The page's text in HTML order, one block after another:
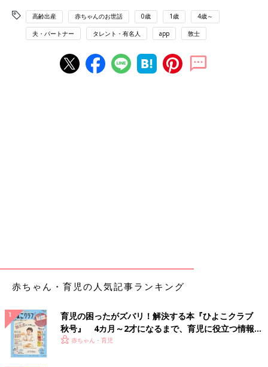
高齢出産 赤ちゃんのお世話 0歳 1歳 4歳～
夫・パートナー タレント・有名人 app 敦士
赤ちゃん・育児の人気記事ランキング
育児の困ったがズバリ！解決する本『ひよこクラブ
秋号』 4カ月～2才になるまで、育児に役立つ情報が
いっぱい！
赤ちゃん・育児